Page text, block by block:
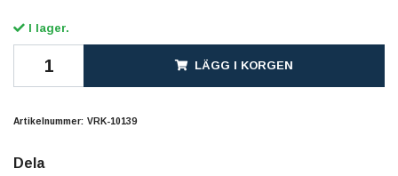
I lager.
LÄGG I KORGEN
Artikelnummer: VRK-10139
Dela